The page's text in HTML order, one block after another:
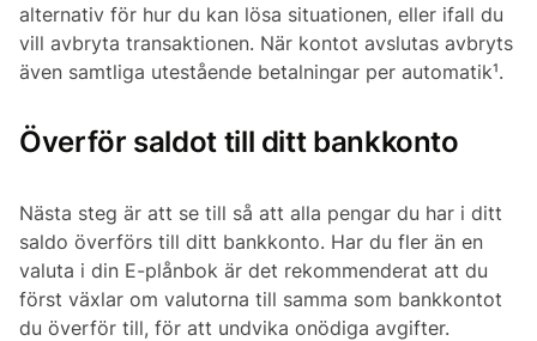
alternativ för hur du kan lösa situationen, eller ifall du
vill avbryta transaktionen. När kontot avslutas avbryts
även samtliga utestående betalningar per automatik¹.
Överför saldot till ditt bankkonto
Nästa steg är att se till så att alla pengar du har i ditt
saldo överförs till ditt bankkonto. Har du fler än en
valuta i din E-plånbok är det rekommenderat att du
först växlar om valutorna till samma som bankkontot
du överför till, för att undvika onödiga avgifter.